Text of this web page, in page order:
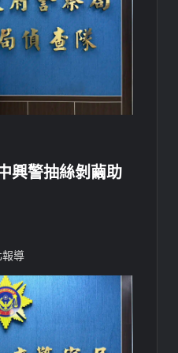
警抽絲剝繭助
報導